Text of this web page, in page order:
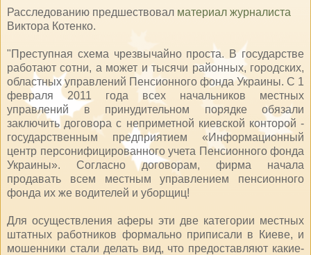
Расследованию предшествовал материал журналиста
Виктора Котенко.
"Преступная схема чрезвычайно проста. В государстве
работают сотни, а может и тысячи районных, городских,
областных управлений Пенсионного фонда Украины. С 1
февраля 2011 года всех начальников местных
управлений в принудительном порядке обязали
заключить договора с неприметной киевской конторой -
государственным предприятием «Информационный
центр персонифицированного учета Пенсионного фонда
Украины». Согласно договорам, фирма начала
продавать всем местным управлением пенсионного
фонда их же водителей и уборщиц!
Для осуществления аферы эти две категории местных
штатных работников формально приписали в Киеве, и
мошенники стали делать вид, что предоставляют какие-